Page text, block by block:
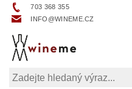
703 368 355
INFO@WINEME.CZ